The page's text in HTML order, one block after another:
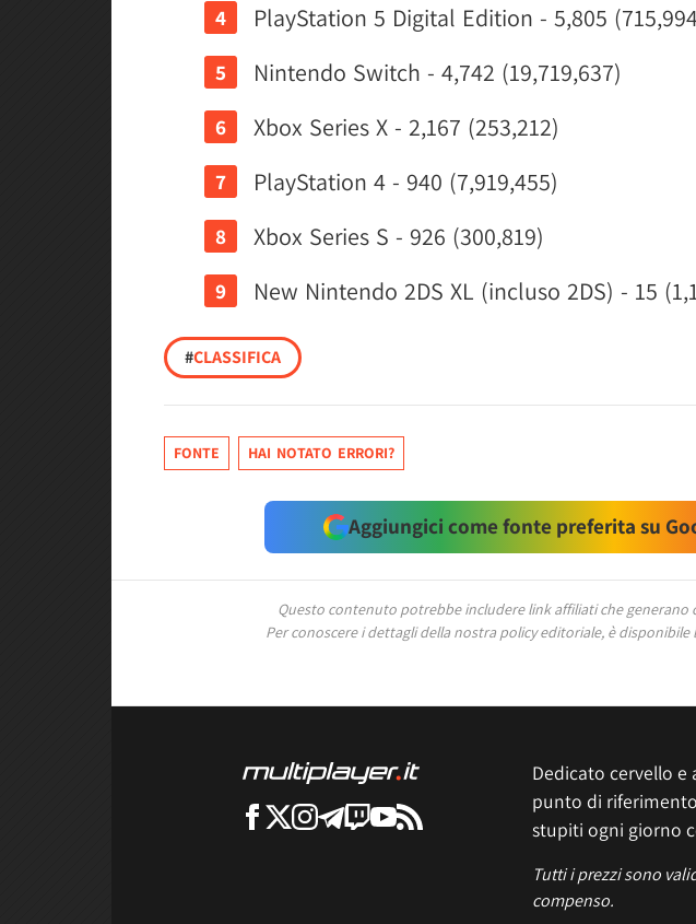
PlayStation 5 Digital Edition - 5,805
Nintendo Switch - 4,742 (19,719,637)
Xbox Series X - 2,167 (253,212)
PlayStation 4 - 940 (7,919,455)
Xbox Series S - 926 (300,819)
New Nintendo 2DS XL (incluso 2DS) - 15
#CLASSIFICA
FONTE HAI NOTATO ERRORI?
Aggiungici come fonte preferita su
Questo contenuto potrebbe includere link affiliati che generano
Per conoscere i dettagli della nostra policy editoriale, è disponibile
Dedicato cervello
punto di
stupiti ogni giorno
Tutti i prezzi sono
compenso.